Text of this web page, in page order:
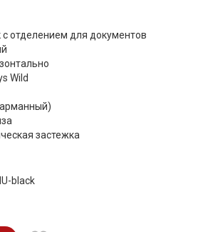
отделением для документов
Wild
застежка
black